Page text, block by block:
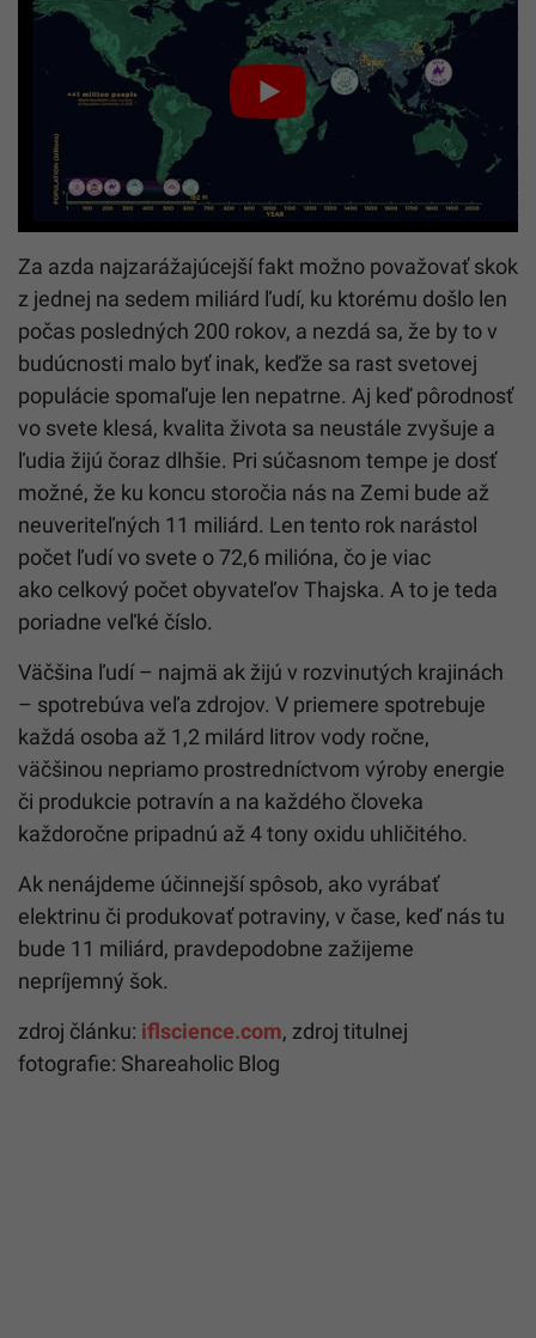
Za azda najzarážajúcejší fakt možno považovať skok
z jednej na sedem miliárd ľudí, ku ktorému došlo len
počas posledných 200 rokov, a nezdá sa, že by to v
budúcnosti malo byť inak, keďže sa rast svetovej
populácie spomaľuje len nepatrne. Aj keď pôrodnosť
vo svete klesá, kvalita života sa neustále zvyšuje a
ľudia žijú čoraz dlhšie. Pri súčasnom tempe je dosť
možné, že ku koncu storočia nás na Zemi bude až
neuveriteľných 11 miliárd. Len tento rok narástol
počet ľudí vo svete o 72,6 milióna, čo je viac
ako celkový počet obyvateľov Thajska. A to je teda
poriadne veľké číslo.
Väčšina ľudí – najmä ak žijú v rozvinutých krajinách
– spotrebúva veľa zdrojov. V priemere spotrebuje
každá osoba až 1,2 milárd litrov vody ročne,
väčšinou nepriamo prostredníctvom výroby energie
či produkcie potravín a na každého človeka
každoročne pripadnú až 4 tony oxidu uhličitého.
Ak nenájdeme účinnejší spôsob, ako vyrábať
elektrinu či produkovať potraviny, v čase, keď nás tu
bude 11 miliárd, pravdepodobne zažijeme
nepríjemný šok.
zdroj článku: iflscience.com, zdroj titulnej
fotografie: Shareaholic Blog